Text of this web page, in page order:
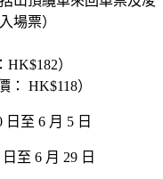
場票）
）
HK$118）
日至 6 月 5 日
至 6 月 29 日